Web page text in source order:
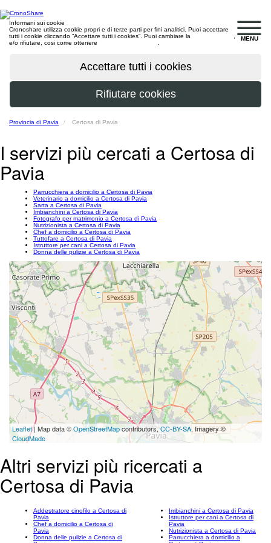
MENU
Informani sui cookie
Cronoshare utilizza cookie propri e di terze parti per fini analitici. Puoi accettare
tutti i cookie cliccando “Accettare tutti i cookies”. Puoi cambiare la
e/o rifiutare, cosi come ottenere
Provincia di Pavia Certosa di Pavia
I servizi più cercati a Certosa di
Pavia
Parrucchiera a domicilio a Certosa di Pavia
Veterinario a domicilio a Certosa di Pavia
Sarta a Certosa di Pavia
Imbianchini a Certosa di Pavia
Fotografo per matrimonio a Certosa di Pavia
Nutrizionista a Certosa di Pavia
Chef a domicilio a Certosa di Pavia
Tuttofare a Certosa di Pavia
Istruttore per cani a Certosa di Pavia
Donna delle pulizie a Certosa di Pavia
Leaflet| Map data ©OpenStreetMapcontributors,CC-BY-SA, Imagery ©
CloudMade
Altri servizi più ricercati a
Certosa di Pavia
Addestratore cinofilo a Certosa di
Pavia
Chef a domicilio a Certosa di
Pavia
Donna delle pulizie a Certosa di
Imbianchini a Certosa di Pavia
Istruttore per cani a Certosa di
Pavia
Nutrizionista a Certosa di Pavia
Parrucchiera a domicilio a